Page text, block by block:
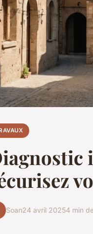
Soan24 avril 20254 min